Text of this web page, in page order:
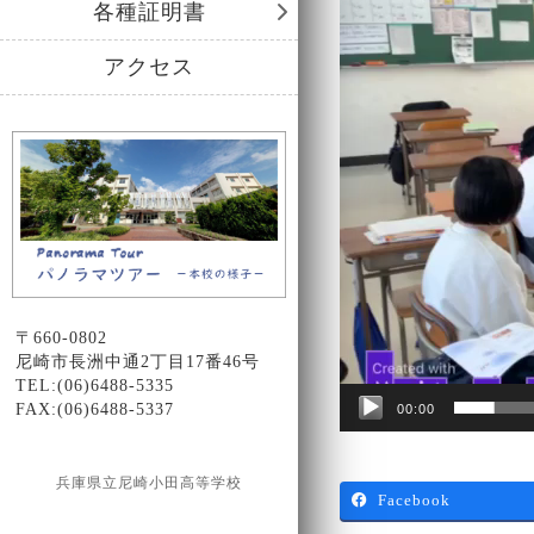
各種証明書
アクセス
〒660-0802
尼崎市長洲中通2丁目17番46号
TEL:(06)6488-5335
FAX:(06)6488-5337
兵庫県立尼崎小田高等学校
レ
ー
ヤ
00:00
Facebook